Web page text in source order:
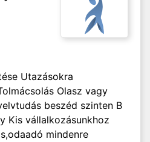
Utazásokra
Olasz vagy
beszéd szinten B
Kis vállalkozásunkhoz
mindenre